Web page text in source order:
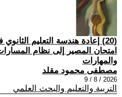
(20) إعادة هندسة التعليم
امتحان المصير إلى نظام
والمهارات
مصطفى محمود مقلد
2026 / 8 / 9
التربية والتعليم والبحث العلمي